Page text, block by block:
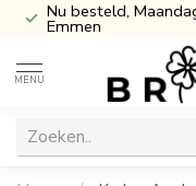
Nu besteld,
Emmen
MENU